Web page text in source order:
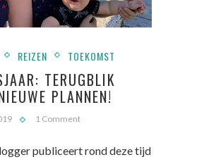
REIZEN TOEKOMST
TERUGBLIK
PLANNEN!
1 Comment
publiceert rond deze tijd